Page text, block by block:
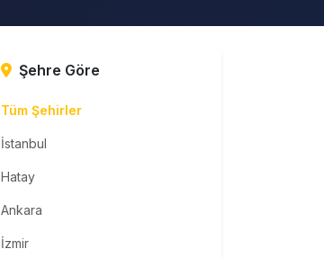
Şehre Göre
Tüm Şehirler
İstanbul
Hatay
Ankara
İzmir